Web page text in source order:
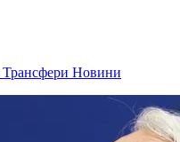
Трансфери Новини